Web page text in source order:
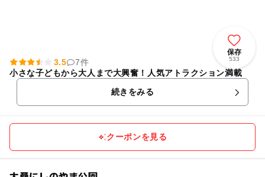
保存
533
3.5
7件
小さな子どもから大人まで大興奮！人気アトラクション満載
続きをみる
クーポンを見る